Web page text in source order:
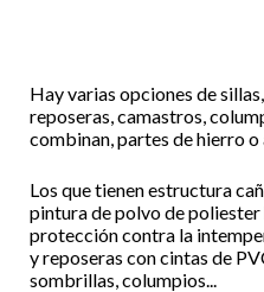
Hay varias opciones de
reposeras, camastros,
combinan, partes de hierro
Los que tienen estructura
pintura de polvo de
protección contra la
y reposeras con cintas de
sombrillas, columpios...